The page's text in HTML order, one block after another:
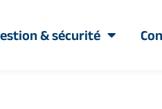
& sécurité